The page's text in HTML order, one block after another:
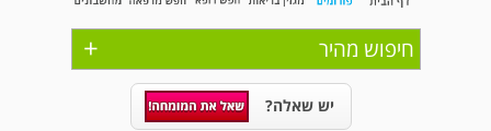
+ חיפוש מהיר
יש שאלה?